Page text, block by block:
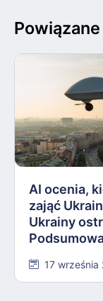
Powiązane
AI ocenia,
zająć
Ukrainy
17 września